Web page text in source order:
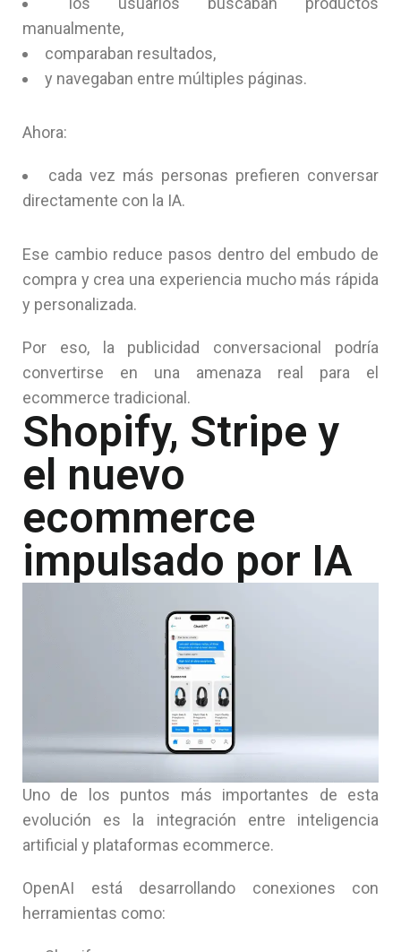
manualmente,
comparaban resultados,
y navegaban entre múltiples páginas.
Ahora:
cada vez más personas prefieren conversar
directamente con la IA.
Ese cambio reduce pasos dentro del embudo de
compra y crea una experiencia mucho más rápida
y personalizada.
Por eso, la publicidad conversacional podría
convertirse en una amenaza real para el
ecommerce tradicional.
Shopify, Stripe y
el nuevo
ecommerce
impulsado por IA
Uno de los puntos más importantes de esta
evolución es la integración entre inteligencia
artificial y plataformas ecommerce.
OpenAI está desarrollando conexiones con
herramientas como: